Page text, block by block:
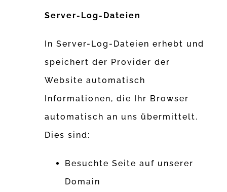
Server-Log-Dateien
In Server-Log-Dateien erhebt und
speichert der Provider der
Website automatisch
Informationen, die Ihr Browser
automatisch an uns übermittelt.
Dies sind:
Besuchte Seite auf unserer
Domain